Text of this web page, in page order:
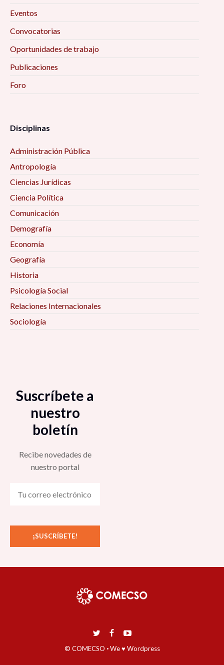
Eventos
Convocatorias
Oportunidades de trabajo
Publicaciones
Foro
Disciplinas
Administración Pública
Antropología
Ciencias Jurídicas
Ciencia Política
Comunicación
Demografía
Economía
Geografía
Historia
Psicología Social
Relaciones Internacionales
Sociología
Suscríbete a
nuestro
boletín
Recibe novedades de
nuestro portal
© COMECSO ·We ♥ Wordpress